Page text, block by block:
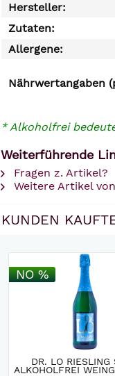
Hersteller:
Zutaten:
Allergene:
Nährwertangaben
* Alkoholfrei
Weiterführende
Fragen z. Artikel?
Weitere Artikel
KUNDEN
NO %
DR. LO RIESLING
ALKOHOLFREI